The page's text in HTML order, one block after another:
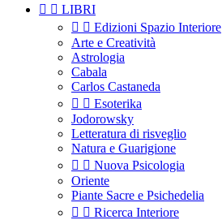
  LIBRI
  Edizioni Spazio Interiore
Arte e Creatività
Astrologia
Cabala
Carlos Castaneda
  Esoterika
Jodorowsky
Letteratura di risveglio
Natura e Guarigione
  Nuova Psicologia
Oriente
Piante Sacre e Psichedelia
  Ricerca Interiore